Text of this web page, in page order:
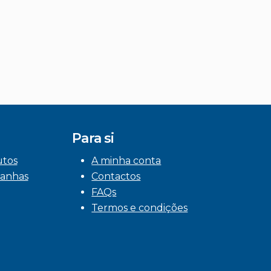
Para si
A minha conta
Contactos
FAQs
Termos e condições